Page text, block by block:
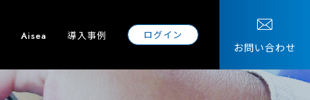
Aisea 導入事例 ログイン
お問い合わせ